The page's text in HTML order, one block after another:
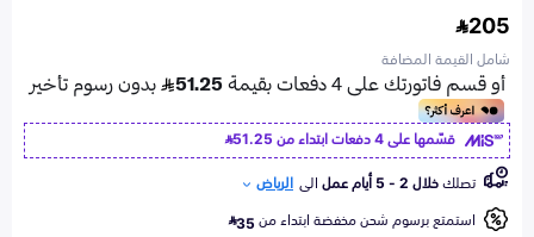
205
شامل القيمة المضافة
قسّمها على 4 دفعات ابتداء من
51.25
تصلكخلال 2 - 5 أيام عمل الى الرياض
استمتع برسوم شحن مخفضة ابتداء من35